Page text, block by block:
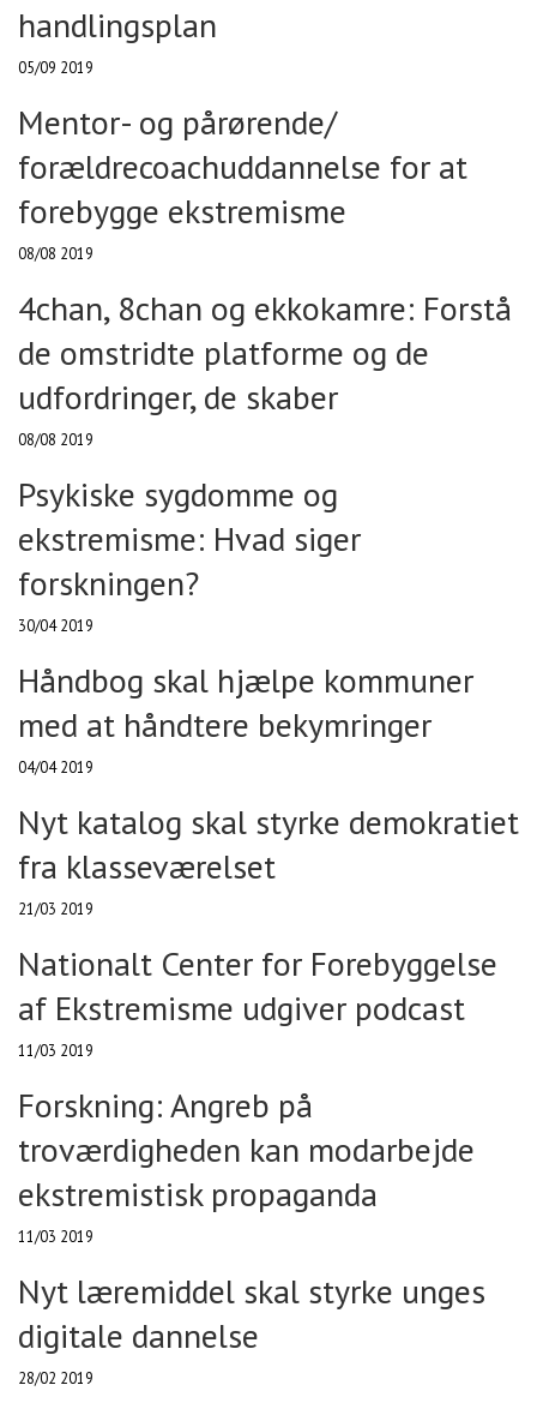
handlingsplan
05/09 2019
Mentor- og pårørende/
forældrecoachuddannelse for at
forebygge ekstremisme
08/08 2019
4chan, 8chan og ekkokamre: Forstå
de omstridte platforme og de
udfordringer, de skaber
08/08 2019
Psykiske sygdomme og
ekstremisme: Hvad siger
forskningen?
30/04 2019
Håndbog skal hjælpe kommuner
med at håndtere bekymringer
04/04 2019
Nyt katalog skal styrke demokratiet
fra klasseværelset
21/03 2019
Nationalt Center for Forebyggelse
af Ekstremisme udgiver podcast
11/03 2019
Forskning: Angreb på
troværdigheden kan modarbejde
ekstremistisk propaganda
11/03 2019
Nyt læremiddel skal styrke unges
digitale dannelse
28/02 2019